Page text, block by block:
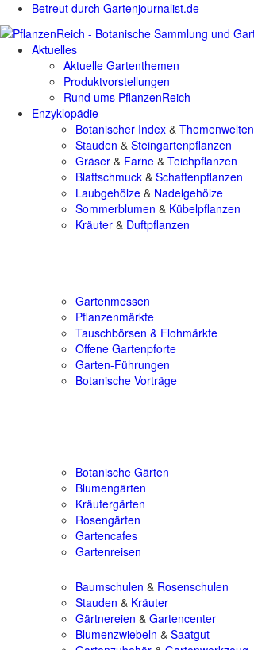
Betreut durch Gartenjournalist.de
Aktuelles
Aktuelle Gartenthemen
Produktvorstellungen
Rund ums PflanzenReich
Enzyklopädie
Botanischer Index & Themenwelten
Stauden & Steingartenpflanzen
Gräser & Farne & Teichpflanzen
Blattschmuck & Schattenpflanzen
Laubgehölze & Nadelgehölze
Sommerblumen & Kübelpflanzen
Kräuter & Duftpflanzen
Gartenmessen
Pflanzenmärkte
Tauschbörsen & Flohmärkte
Offene Gartenpforte
Garten-Führungen
Botanische Vorträge
Botanische Gärten
Blumengärten
Kräutergärten
Rosengärten
Gartencafes
Gartenreisen
Baumschulen & Rosenschulen
Stauden & Kräuter
Gärtnereien & Gartencenter
Blumenzwiebeln & Saatgut